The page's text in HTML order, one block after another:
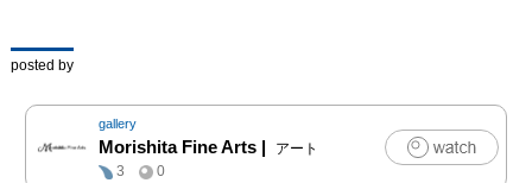
posted by
gallery
Morishita Fine Arts |
アート
3
0